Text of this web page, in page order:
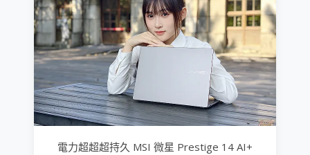
電力超超超持久 MSI 微星 Prestige 14 AI+